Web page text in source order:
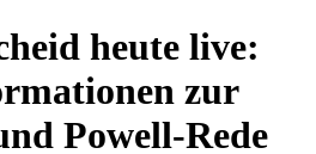
heute live:
zur
Powell-Rede